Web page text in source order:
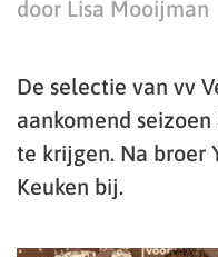
door Lisa Mooijman
De selectie van vv
aankomend
te krijgen. Na broer
Keuken bij.